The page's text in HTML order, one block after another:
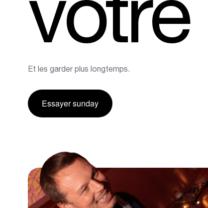
Commandes par QR code pour
restaurants
Et les garder plus longtemps.
Essayer sunday